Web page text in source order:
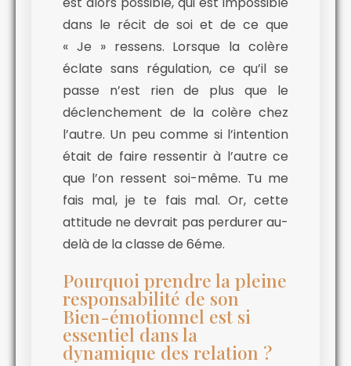
dans le récit de soi et de ce que
« Je » ressens. Lorsque la colère
éclate sans régulation, ce qu’il se
passe n’est rien de plus que le
déclenchement de la colère chez
l’autre. Un peu comme si l’intention
était de faire ressentir à l’autre ce
que l’on ressent soi-même. Tu me
fais mal, je te fais mal. Or, cette
attitude ne devrait pas perdurer au-
delà de la classe de 6éme.
Pourquoi prendre la pleine
responsabilité de son
Bien-émotionnel est si
essentiel dans la
dynamique des relation ?